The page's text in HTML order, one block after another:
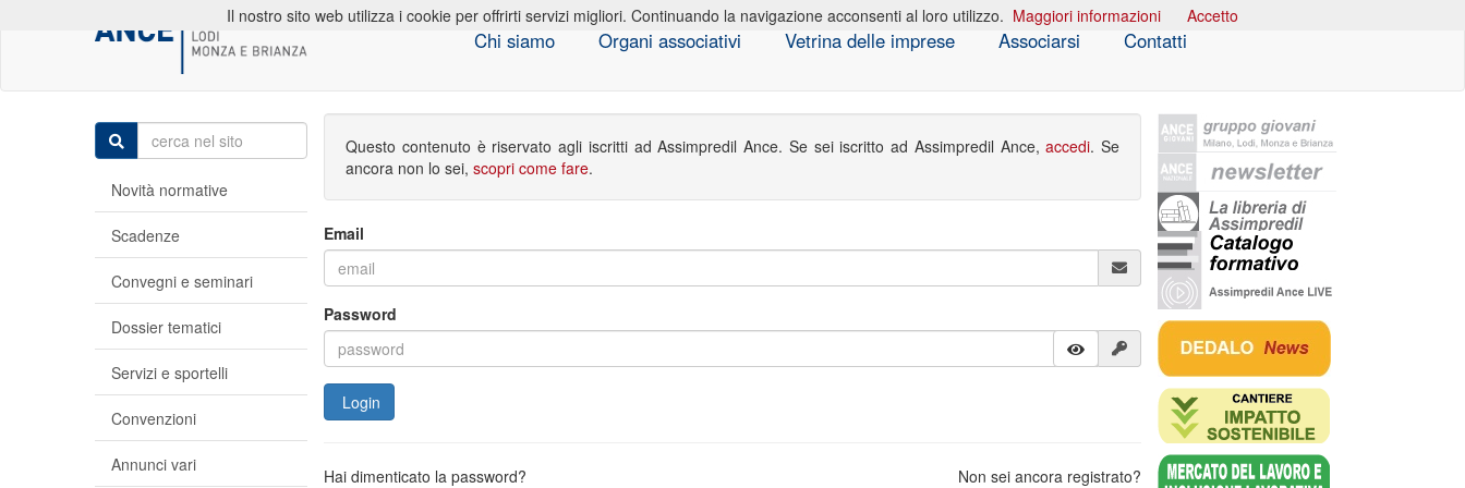
Chi siamo Organi associativi Vetrina delle imprese Associarsi Contatti
Questo contenuto è riservato agli iscritti ad Assimpredil Ance. Se sei iscritto ad Assimpredil Ance,accedi. Se
ancora non lo sei, scopri come fare.
Email
Password
Login
Hai dimenticato la password? Non sei ancora registrato?
Novità normative
Scadenze
Convegni e seminari
Dossier tematici
Servizi e sportelli
Convenzioni
Annunci vari
Il nostro sito web utilizza i cookie per offrirti servizi migliori. Continuando la navigazione acconsenti al loro utilizzo. Maggiori informazioni Accetto